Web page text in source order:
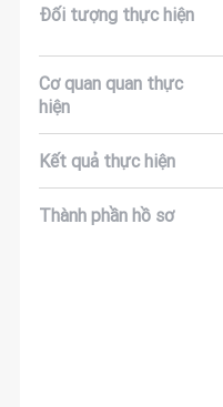
Đối tượng thực hiện
Cơ quan quan thực
hiện
Kết quả thực hiện
Thành phần hồ sơ